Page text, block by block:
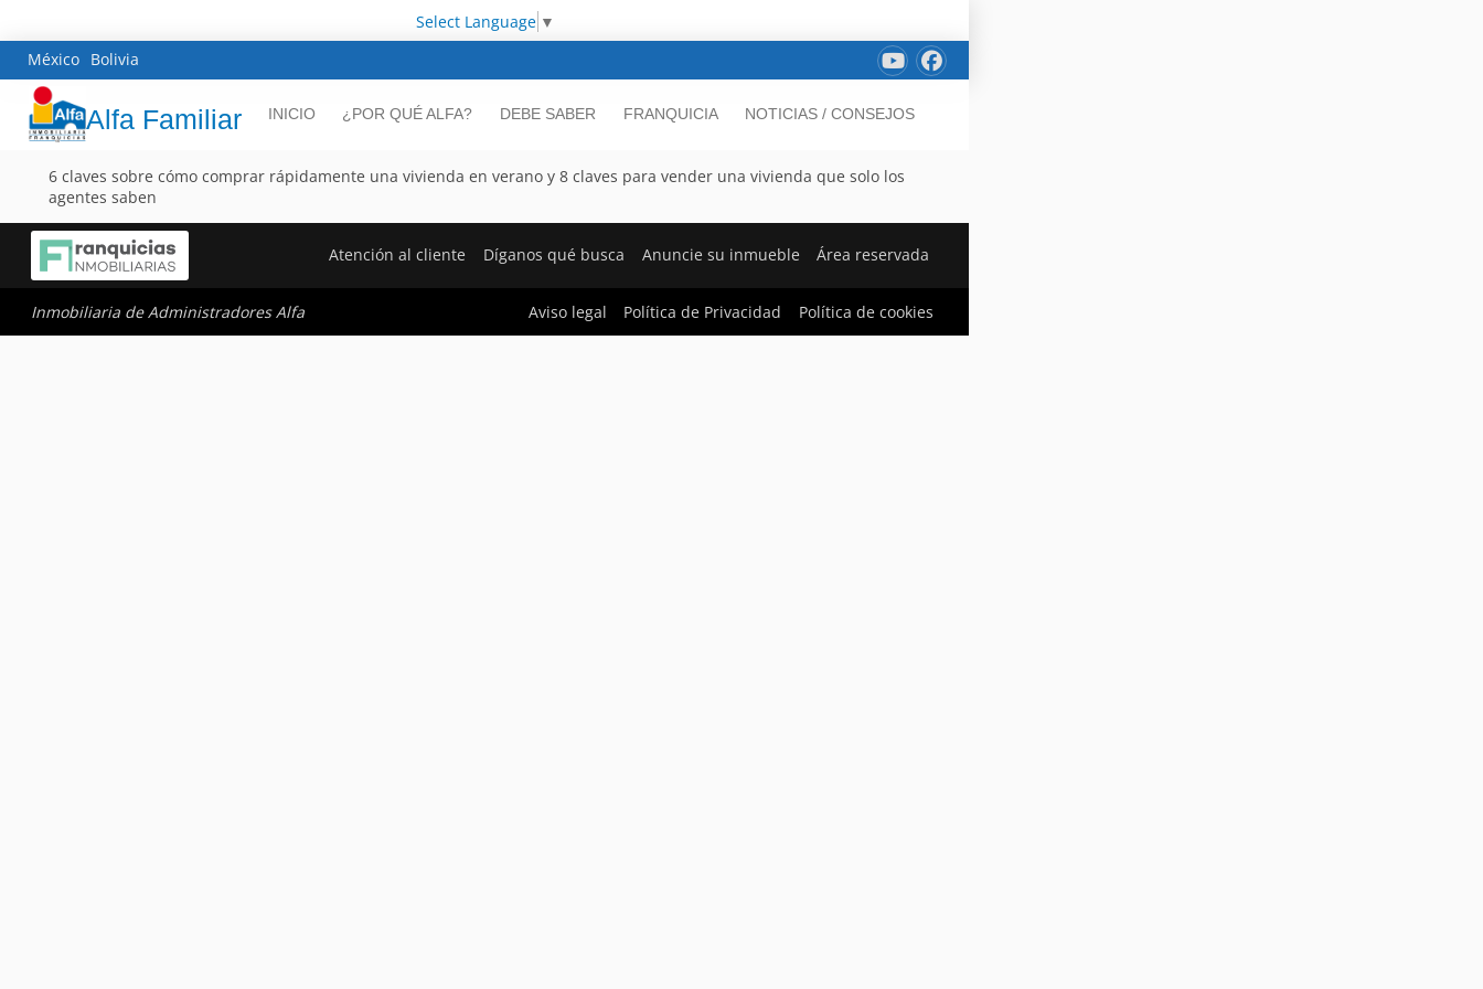
Select Language ▼
México Bolivia
Alfa Familiar INICIO ¿POR QUÉ ALFA? DEBE SABER FRANQUICIA NOTICIAS / CONSEJOS
6 claves sobre cómo comprar rápidamente una vivienda en verano y 8 claves para vender una vivienda que solo los
agentes saben
Atención al cliente Díganos qué busca Anuncie su inmueble Área reservada
Inmobiliaria de Administradores Alfa Aviso legal Política de Privacidad Política de cookies